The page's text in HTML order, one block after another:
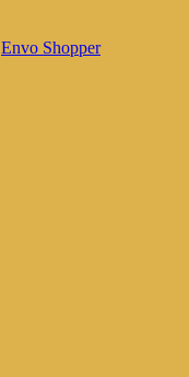
Envo Shopper